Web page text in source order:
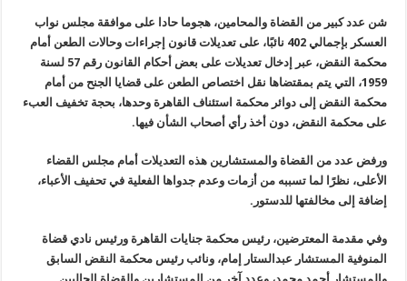
شن عدد كبير من القضاة والمحامين، هجوما حادا على موافقة مجلس نواب
العسكر بإجمالي 402 نائبًا، على تعديلات قانون إجراءات وحالات الطعن أمام
محكمة النقض، عبر إدخال تعديلات على بعض أحكام القانون رقم 57 لسنة
1959، التي يتم بمقتضاها نقل اختصاص الطعن على قضايا الجنح من أمام
محكمة النقض إلى دوائر محكمة استئناف القاهرة وحدها، بحجة تخفيف العبء
على محكمة النقض، دون أخذ رأي أصحاب الشأن فيها.
ورفض عدد من القضاة والمستشارين هذه التعديلات أمام مجلس القضاء
الأعلى، نظرًا لما تسببه من أزمات وعدم جدواها الفعلية في تحفيف الأعباء،
إضافة إلى مخالفتها للدستور .
وفي مقدمة المعترضين، رئيس محكمة جنايات القاهرة ورئيس نادي قضاة
المنوفية المستشار عبدالستار إمام، ونائب رئيس محكمة النقض السابق